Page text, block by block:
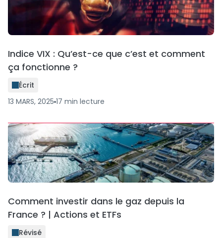
Indice VIX : Qu’est-ce que c’est et comment
ça fonctionne ?
Écrit
13 MARS, 2025 17 min lecture
Comment investir dans le gaz depuis la
France ? | Actions et ETFs
Révisé